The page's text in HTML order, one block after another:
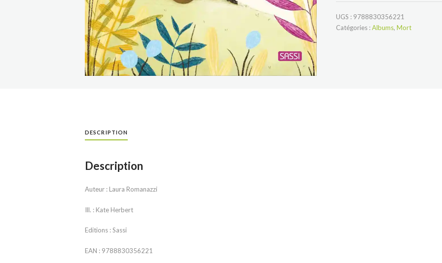
UGS : 9788830356221
Catégories :Albums, Mort
DESCRIPTION
Description
Auteur : Laura Romanazzi
Ill. : Kate Herbert
Editions : Sassi
EAN : 9788830356221